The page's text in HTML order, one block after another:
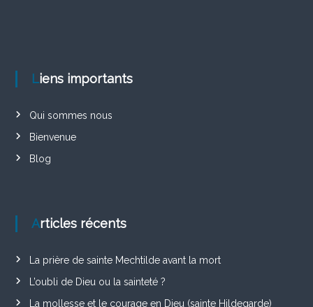
Liens importants
Qui sommes nous
Bienvenue
Blog
Articles récents
La prière de sainte Mechtilde avant la mort
L’oubli de Dieu ou la sainteté ?
La mollesse et le courage en Dieu (sainte Hildegarde)